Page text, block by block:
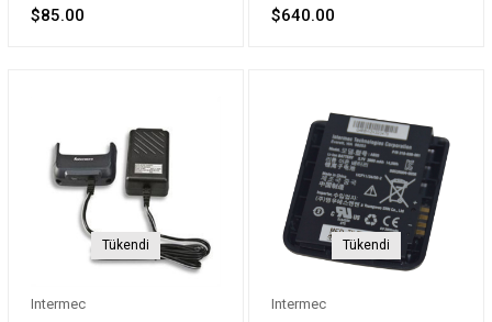
$85.00 $640.00
Tükendi
Intermec
Tükendi
Intermec